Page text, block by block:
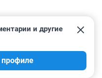
и другие
профиле